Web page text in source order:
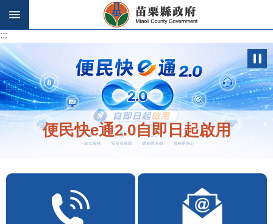
跳到主要內容區塊
:::
:::
便民快e通2.0自即日起啟用